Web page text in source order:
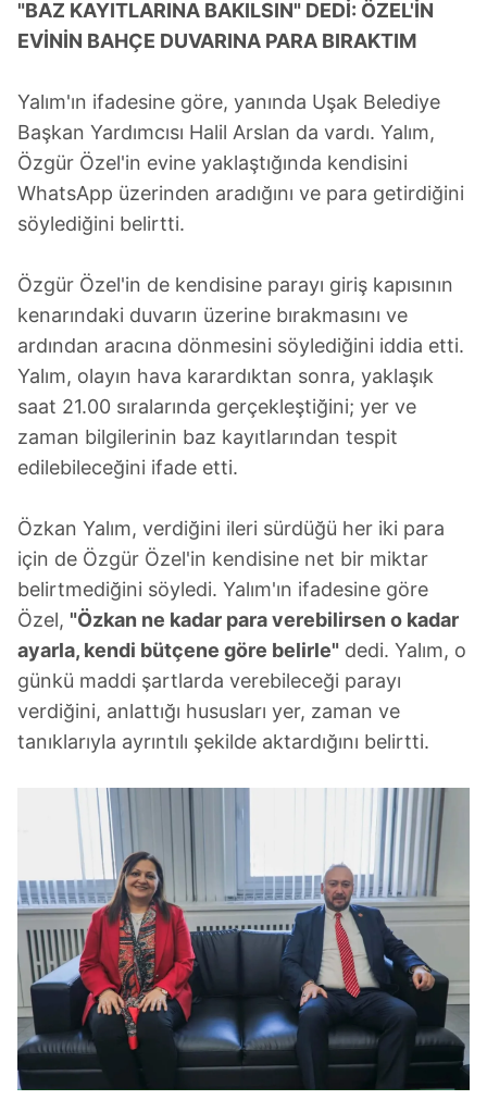
verileriniz işlenmekte olup gerekli olan çerezler bilgi
toplumu hizmetlerinin sunulması amacıyla
kılınması ve kişiselleştirilmesi ve sizlere yönelik
reklam/pazarlama faaliyetlerinin yapılması, amaçlarıyla
sınırlı olarak açık rızanız dahilinde kullanılacaktır.
Çerezlere ilişkin tercihlerinizi aşağıda yer alan panel
vasıtasıyla belirleyebilirsiniz. Çerezlere ilişkin detaylı bilgi
Metnimiziziyaret edebilirsiniz.
6698 sayılı Kişisel Verilerin Korunması Kanunu uyarınca
hazırlanmış Aydınlatma Metnimizi okumak ve sitemizde
ilgili mevzuata uygun olarak kullanılan çerezlerle ilgili bilgi
almak için lütfentıklayınız.
"BAZ KAYITLARINA BAKILSIN" DEDİ: ÖZEL'İN
EVİNİN BAHÇE DUVARINA PARA BIRAKTIM
Yalım'ın ifadesine göre, yanında Uşak Belediye
Başkan Yardımcısı Halil Arslan da vardı. Yalım,
Özgür Özel'in evine yaklaştığında kendisini
WhatsApp üzerinden aradığını ve para getirdiğini
söylediğini belirtti.
Özgür Özel'in de kendisine parayı giriş kapısının
kenarındaki duvarın üzerine bırakmasını ve
ardından aracına dönmesini söylediğini iddia etti.
Yalım, olayın hava karardıktan sonra, yaklaşık
saat 21.00 sıralarında gerçekleştiğini; yer ve
zaman bilgilerinin baz kayıtlarından tespit
edilebileceğini ifade etti.
Özkan Yalım, verdiğini ileri sürdüğü her iki para
için de Özgür Özel'in kendisine net bir miktar
belirtmediğini söyledi. Yalım'ın ifadesine göre
Özel, "Özkan ne kadar para verebilirsen o kadar
ayarla, kendi bütçene göre belirle" dedi. Yalım, o
günkü maddi şartlarda verebileceği parayı
verdiğini, anlattığı hususları yer, zaman ve
tanıklarıyla ayrıntılı şekilde aktardığını belirtti.